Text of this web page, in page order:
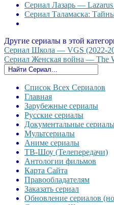
Сериал Лазарь — Lazarus
Сериал Таламаска:
Другие сериалы в этой
Сериал Школа — VGS (2022-
Сериал Женская война — The
Список Всех Сериалов
Главная
Зарубежные сериалы
Русские сериалы
Документальные
Мультсериалы
Аниме сериалы
ТВ-Шоу (Телепередачи)
Антологии фильмов
Карта Сайта
Правообладателям
Заказать сериал
Обновление сериалов